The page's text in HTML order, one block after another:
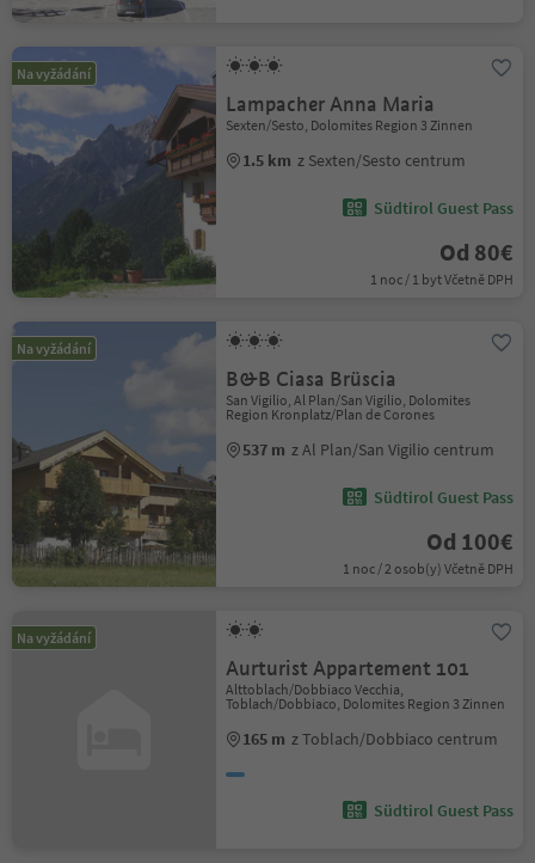
Na vyžádání
Lampacher Anna Maria
Sexten/Sesto, Dolomites Region 3 Zinnen
1.5 km z Sexten/Sesto centrum
Südtirol Guest Pass
Od 80€
1 noc / 1 byt Včetně DPH
Na vyžádání
B&B Ciasa Brüscia
San Vigilio, Al Plan/San Vigilio, Dolomites
Region Kronplatz/Plan de Corones
537 m z Al Plan/San Vigilio centrum
Südtirol Guest Pass
Od 100€
1 noc / 2 osob(y) Včetně DPH
Na vyžádání
Aurturist Appartement 101
Alttoblach/Dobbiaco Vecchia,
Toblach/Dobbiaco, Dolomites Region 3 Zinnen
165 m z Toblach/Dobbiaco centrum
Südtirol Guest Pass